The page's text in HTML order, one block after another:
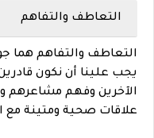
التعاطف والتفاهم
التعاطف والتفاهم هما
يجب علينا أن نكون
الآخرين وفهم مشاعرهم
علاقات صحية ومتينة مع